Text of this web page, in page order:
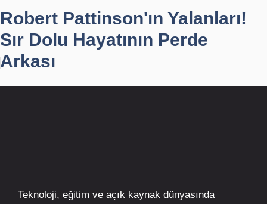
Robert Pattinson'ın Yalanları!
Sır Dolu Hayatının Perde
Arkası
Teknoloji, eğitim ve açık kaynak dünyasında